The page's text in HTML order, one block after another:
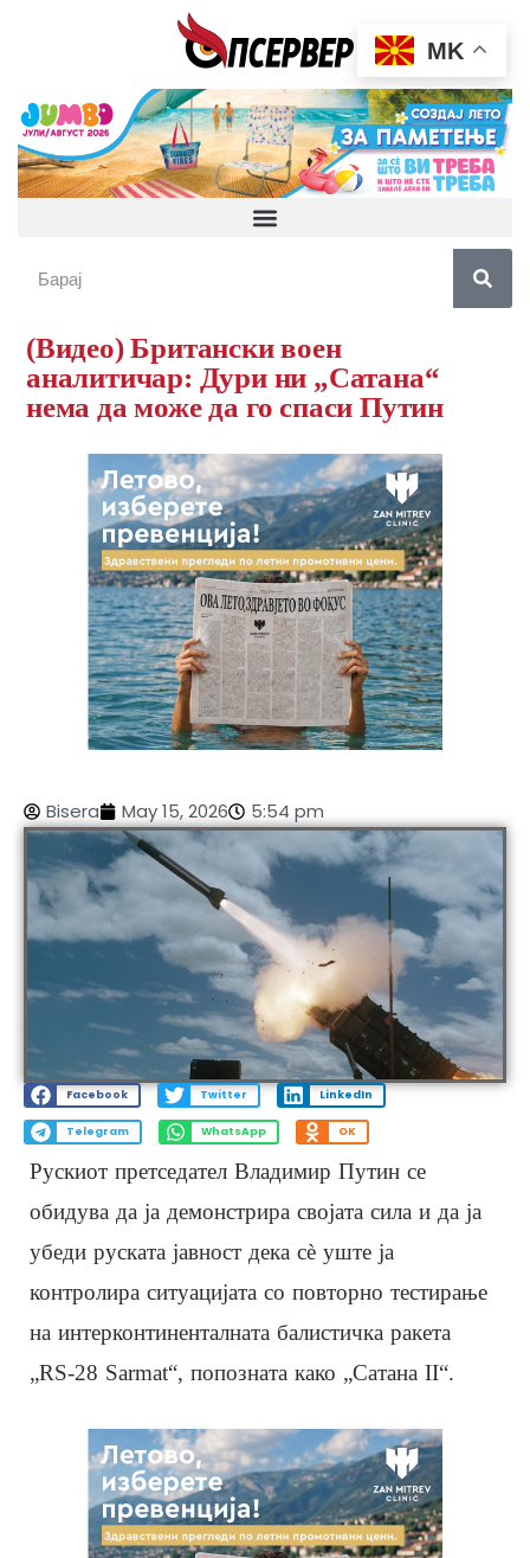
(Видео) Британски воен
аналитичар: Дури ни „Сатана“
нема да може да го спаси Путин
Bisera May 15, 2026 5:54 pm
Facebook Twitter LinkedIn
Telegram WhatsApp OK
Рускиот претседател Владимир Путин се
обидува да ја демонстрира својата сила и да ја
убеди руската јавност дека сè уште ја
контролира ситуацијата со повторно тестирање
на интерконтиненталната балистичка ракета
„RS-28 Sarmat“, попозната како „Сатана II“.
MK